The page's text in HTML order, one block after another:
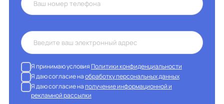
Я принимаю условияПолитики конфиденциальности
Я даю согласие наобработку персональных данных
Я даю согласие наполучение информационной и
рекламной рассылки